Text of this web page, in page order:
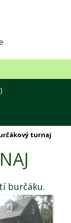
turnaj
burčáku.